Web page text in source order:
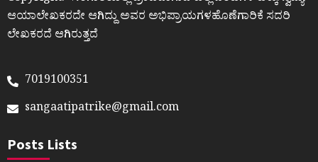
ಆಯಾಲೇಖಕರದೇ ಆಗಿದ್ದು ಅವರ ಅಭಿಪ್ರಾಯಗಳಹೊಣೆಗಾರಿಕೆ ಸದರಿ
ಲೇಖಕರದೆ ಆಗಿರುತ್ತದೆ
7019100351
sangaatipatrike@gmail.com
Posts Lists